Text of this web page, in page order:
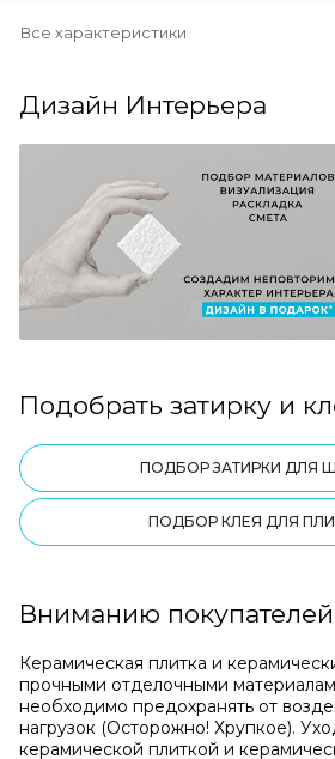
Все характеристики
Дизайн Интерьера
Подобрать затирку и
ПОДБОР ЗАТИРКИ ДЛЯ
ПОДБОР КЛЕЯ ДЛЯ
Вниманию покупателей
Керамическая плитка и
прочными отделочными
необходимо предохранять от
нагрузок (Осторожно! Хрупкое).
керамической плиткой и